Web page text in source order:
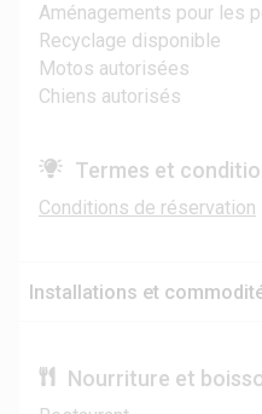
Aménagements pour les
Recyclage disponible
Motos autorisées
Chiens autorisés
Termes et
Conditions de réservation
Installations et
Nourriture et